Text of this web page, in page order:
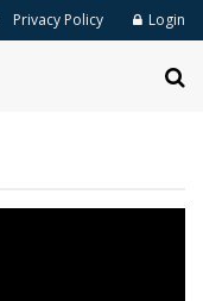
Privacy Policy Login